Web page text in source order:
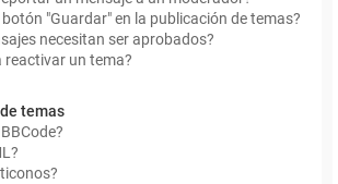
botón "Guardar" en la publicación de temas?
necesitan ser aprobados?
reactivar un tema?
temas